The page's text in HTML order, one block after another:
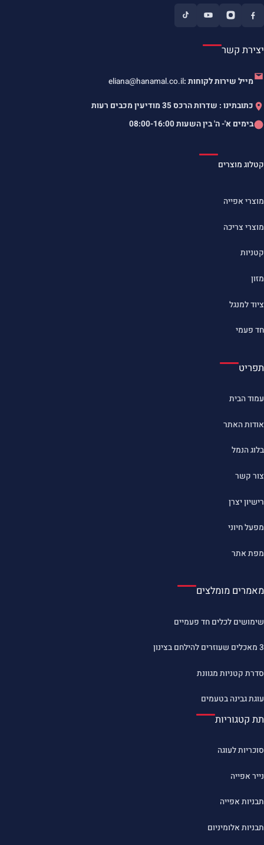
יצירת קשר
מייל שירות לקוחות :eliana@hanamal.co.il
כתובתינו : שדרות הרכס 35 מודיעין מכבים רעות
בימים א'- ה' בין השעות08:00-16:00
קטלוג מוצרים
מוצרי אפייה
מוצרי צריכה
קטניות
מזון
ציוד למנגל
חד פעמי
תפריט
עמוד הבית
אודות האתר
בלוג הנמל
צור קשר
רישיון יצרן
מפעל חיוני
מפת אתר
מאמרים מומלצים
שימושים לכלים חד פעמיים
3 מאכלים שעוזרים להילחם בצינון
סדרת קטניות מגוונת
עוגת גבינה בטעמים
תת קטגוריות
סוכריות לעוגה
נייר אפייה
תבניות אפייה
תבניות אלומיניום